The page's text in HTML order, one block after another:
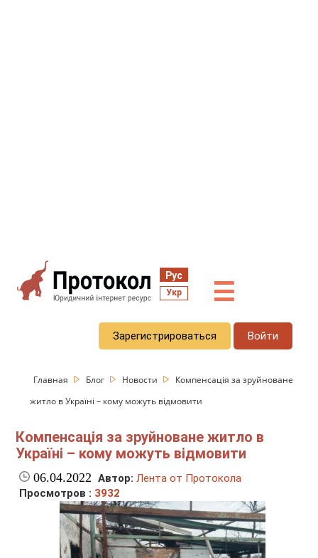
Рус
Укр ☰
Зарегистрироваться Войти
Главная Блог Новости
Компенсація за зруйноване
житло в Україні – кому можуть відмовити
Компенсація за зруйноване житло в
Україні – кому можуть відмовити
06.04.2022 Автор: Лента от Протокола
Просмотров : 3932